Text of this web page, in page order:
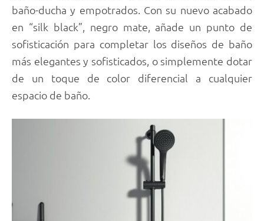
baño-ducha y empotrados. Con su nuevo acabado
en “silk black”, negro mate, añade un punto de
sofisticación para completar los diseños de baño
más elegantes y sofisticados, o simplemente dotar
de un toque de color diferencial a cualquier
espacio de baño.